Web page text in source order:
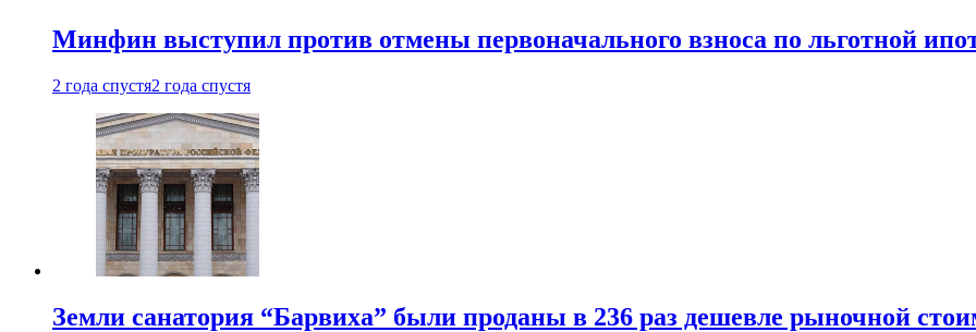
Минфин выступил против отмены первоначального взноса по льготной
2 года спустя2 года спустя
Земли санатория “Барвиха” были проданы в 236 раз дешевле рыночной